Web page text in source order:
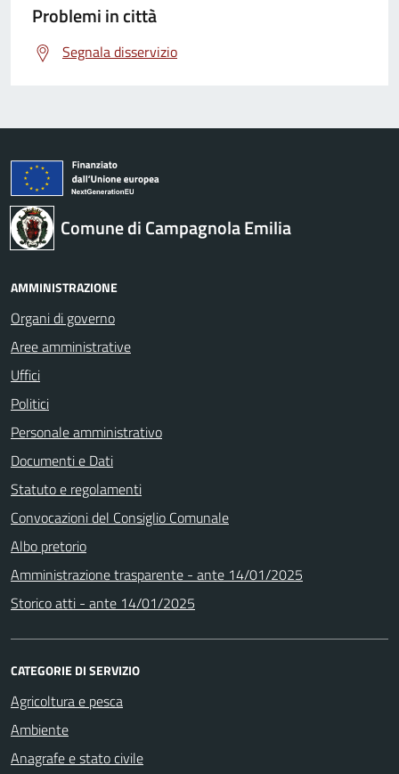
Problemi in città
Segnala disservizio
Comune di Campagnola Emilia
AMMINISTRAZIONE
Organi di governo
Aree amministrative
Uffici
Politici
Personale amministrativo
Documenti e Dati
Statuto e regolamenti
Convocazioni del Consiglio Comunale
Albo pretorio
Amministrazione trasparente - ante 14/01/2025
Storico atti - ante 14/01/2025
CATEGORIE DI SERVIZIO
Agricoltura e pesca
Ambiente
Anagrafe e stato civile